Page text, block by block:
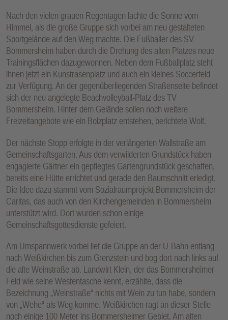
Nach den vielen grauen Regentagen lachte die Sonne vom
Himmel, als die große Gruppe sich vorbei am neu gestalteten
Sportgelände auf den Weg machte. Die Fußballer des SV
Bommersheim haben durch die Drehung des alten Platzes neue
Trainingsflächen dazugewonnen. Neben dem Fußballplatz steht
ihnen jetzt ein Kunstrasenplatz und auch ein kleines Soccerfeld
zur Verfügung. An der gegenüberliegenden Straßenseite befindet
sich der neu angelegte Beachvolleyball-Platz des TV
Bommersheim. Hinter dem Gelände sollen noch weitere
Freizeitangebote wie ein Bolzplatz entstehen, berichtete Wolf.
Der nächste Stopp erfolgte in der verlängerten Wallstraße am
Gemeinschaftsgarten. Aus dem verwilderten Grundstück haben
engagierte Gärtner ein gepflegtes Gartengrundstück geschaffen,
bereits eine Hütte errichtet und gerade den Baumschnitt erledigt.
Die Idee dazu stammt vom Sozialraumprojekt Bommersheim der
Caritas, das auch von den Kirchengemeinden in Bommersheim
unterstützt wird. Dort wurden schon einige
Gemeinschaftsgottesdienste gefeiert.
Am Umspannwerk vorbei lief die Gruppe an der U-Bahn entlang
nach Weißkirchen bis zum Grenzstein und bog dort nach links auf
die alte Weinstraße ab. Landwirt Klein, der das Bommersheimer
Feld wie seine Westentasche kennt, erzählte, dass die
Bezeichnung „Weinstraße“ nichts mit Wein zu tun habe, sondern
von „Wehe“ als Weg komme. Weißkirchen ragt an dieser Stelle
noch einige 100 Meter ins Bommersheimer Gebiet. Am alten